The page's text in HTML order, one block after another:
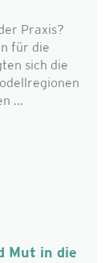
Praxis?
für die
sich die
...
Mut in die